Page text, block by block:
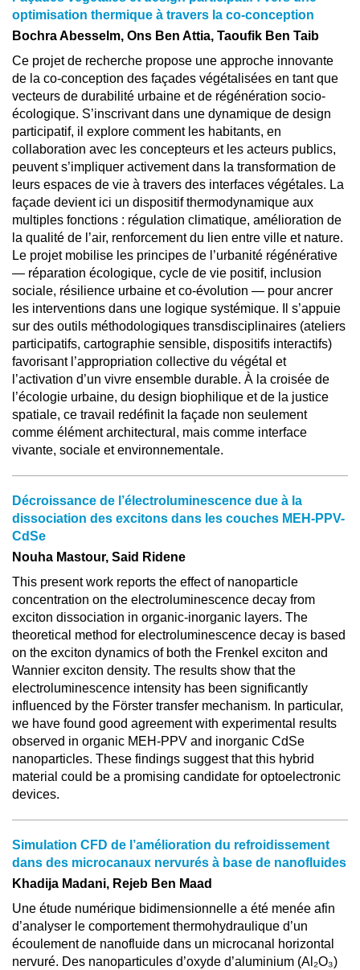
optimisation thermique à travers la co-conception
Bochra Abesselm, Ons Ben Attia, Taoufik Ben Taib
Ce projet de recherche propose une approche innovante
de la co-conception des façades végétalisées en tant que
vecteurs de durabilité urbaine et de régénération socio-
écologique. S’inscrivant dans une dynamique de design
participatif, il explore comment les habitants, en
collaboration avec les concepteurs et les acteurs publics,
peuvent s’impliquer activement dans la transformation de
leurs espaces de vie à travers des interfaces végétales. La
façade devient ici un dispositif thermodynamique aux
multiples fonctions : régulation climatique, amélioration de
la qualité de l’air, renforcement du lien entre ville et nature.
Le projet mobilise les principes de l’urbanité régénérative
— réparation écologique, cycle de vie positif, inclusion
sociale, résilience urbaine et co-évolution — pour ancrer
les interventions dans une logique systémique. Il s’appuie
sur des outils méthodologiques transdisciplinaires (ateliers
participatifs, cartographie sensible, dispositifs interactifs)
favorisant l’appropriation collective du végétal et
l’activation d’un vivre ensemble durable. À la croisée de
l’écologie urbaine, du design biophilique et de la justice
spatiale, ce travail redéfinit la façade non seulement
comme élément architectural, mais comme interface
vivante, sociale et environnementale.
Décroissance de l’électroluminescence due à la
dissociation des excitons dans les couches MEH-PPV-
CdSe
Nouha Mastour, Said Ridene
This present work reports the effect of nanoparticle
concentration on the electroluminescence decay from
exciton dissociation in organic-inorganic layers. The
theoretical method for electroluminescence decay is based
on the exciton dynamics of both the Frenkel exciton and
Wannier exciton density. The results show that the
electroluminescence intensity has been significantly
influenced by the Förster transfer mechanism. In particular,
we have found good agreement with experimental results
observed in organic MEH-PPV and inorganic CdSe
nanoparticles. These findings suggest that this hybrid
material could be a promising candidate for optoelectronic
devices.
Simulation CFD de l’amélioration du refroidissement
dans des microcanaux nervurés à base de nanofluides
Khadija Madani, Rejeb Ben Maad
Une étude numérique bidimensionnelle a été menée afin
d’analyser le comportement thermohydraulique d’un
écoulement de nanofluide dans un microcanal horizontal
nervuré. Des nanoparticules d’oxyde d’aluminium (Al₂O₃)